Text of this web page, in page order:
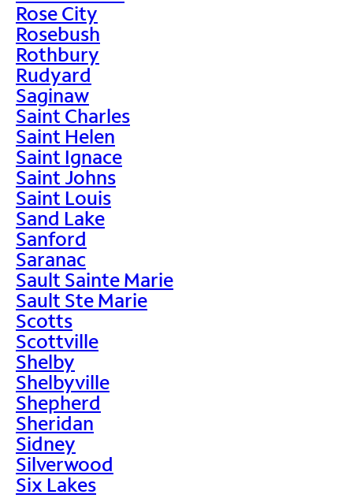
Rose City
Rosebush
Rothbury
Rudyard
Saginaw
Saint Charles
Saint Helen
Saint Ignace
Saint Johns
Saint Louis
Sand Lake
Sanford
Saranac
Sault Sainte Marie
Sault Ste Marie
Scotts
Scottville
Shelby
Shelbyville
Shepherd
Sheridan
Sidney
Silverwood
Six Lakes